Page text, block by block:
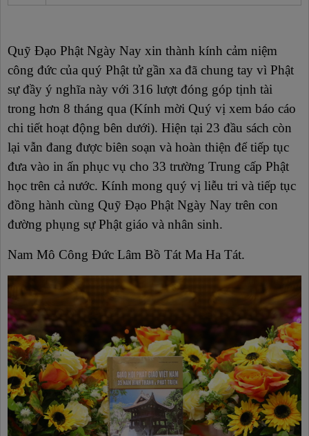
Quỹ Đạo Phật Ngày Nay xin thành kính cảm niệm
công đức của quý Phật tử gần xa đã chung tay vì Phật
sự đầy ý nghĩa này với 316 lượt đóng góp tịnh tài
trong hơn 8 tháng qua (Kính mời Quý vị xem báo cáo
chi tiết hoạt động bên dưới). Hiện tại 23 đầu sách còn
lại vẫn đang được biên soạn và hoàn thiện để tiếp tục
đưa vào in ấn phục vụ cho 33 trường Trung cấp Phật
học trên cả nước. Kính mong quý vị liễu tri và tiếp tục
đồng hành cùng Quỹ Đạo Phật Ngày Nay trên con
đường phụng sự Phật giáo và nhân sinh.
Nam Mô Công Đức Lâm Bồ Tát Ma Ha Tát.